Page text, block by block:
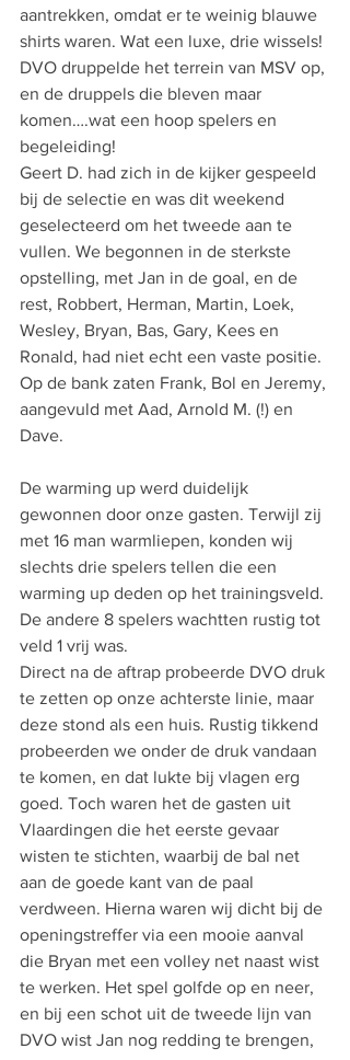
aantrekken, omdat er te weinig blauwe
shirts waren. Wat een luxe, drie wissels!
DVO druppelde het terrein van MSV op,
en de druppels die bleven maar
komen….wat een hoop spelers en
begeleiding!
Geert D. had zich in de kijker gespeeld
bij de selectie en was dit weekend
geselecteerd om het tweede aan te
vullen. We begonnen in de sterkste
opstelling, met Jan in de goal, en de
rest, Robbert, Herman, Martin, Loek,
Wesley, Bryan, Bas, Gary, Kees en
Ronald, had niet echt een vaste positie.
Op de bank zaten Frank, Bol en Jeremy,
aangevuld met Aad, Arnold M. (!) en
Dave.
De warming up werd duidelijk
gewonnen door onze gasten. Terwijl zij
met 16 man warmliepen, konden wij
slechts drie spelers tellen die een
warming up deden op het trainingsveld.
De andere 8 spelers wachtten rustig tot
veld 1 vrij was.
Direct na de aftrap probeerde DVO druk
te zetten op onze achterste linie, maar
deze stond als een huis. Rustig tikkend
probeerden we onder de druk vandaan
te komen, en dat lukte bij vlagen erg
goed. Toch waren het de gasten uit
Vlaardingen die het eerste gevaar
wisten te stichten, waarbij de bal net
aan de goede kant van de paal
verdween. Hierna waren wij dicht bij de
openingstreffer via een mooie aanval
die Bryan met een volley net naast wist
te werken. Het spel golfde op en neer,
en bij een schot uit de tweede lijn van
DVO wist Jan nog redding te brengen,